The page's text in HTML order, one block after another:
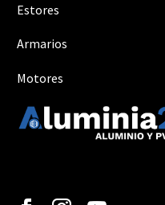
Estores
Armarios
Motores